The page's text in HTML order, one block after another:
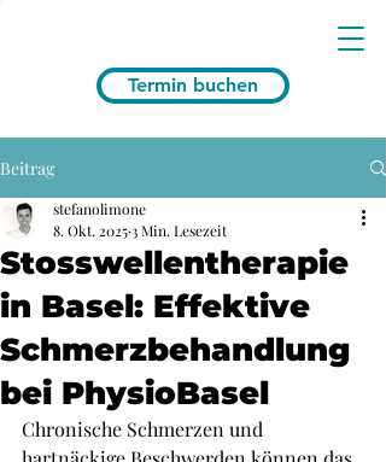
Termin buchen
Beitrag
Stosswellentherapie
in Basel: Effektive
Schmerzbehandlung
bei PhysioBasel
stefanolimone
8. Okt. 20253 Min. Lesezeit
Chronische Schmerzen und